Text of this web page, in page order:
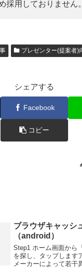
採用しておりません。
プレゼンター(提案者)
シェアする
Facebook
コピー
ブラウザキャッシ
（android）
Step1 ホーム画面から
を探し、タップします
メーカーによって若干